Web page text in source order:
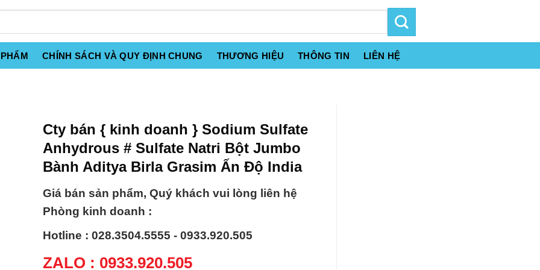
CHÍNH SÁCH VÀ QUY ĐỊNH CHUNG THƯƠNG HIỆU THÔNG TIN LIÊN HỆ
Cty bán { kinh doanh } Sodium Sulfate
Anhydrous # Sulfate Natri Bột Jumbo
Bành Aditya Birla Grasim Ấn Độ India
Giá bán sản phẩm, Quý khách vui lòng liên hệ
Phòng kinh doanh :
Hotline : 028.3504.5555 - 0933.920.505
ZALO : 0933.920.505